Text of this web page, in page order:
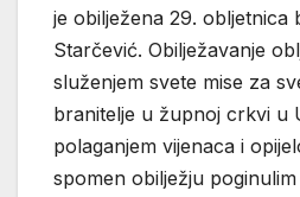
je obilježena 29. obljetnica
Starčević. Obilježavanje
služenjem svete mise za
branitelje u župnoj crkvi u
polaganjem vijenaca i
spomen obilježju